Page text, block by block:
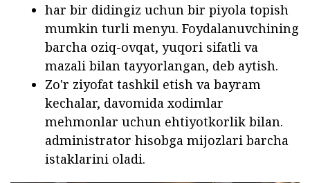
har bir didingiz uchun bir piyola topish
mumkin turli menyu. Foydalanuvchining
barcha oziq-ovqat, yuqori sifatli va
mazali bilan tayyorlangan, deb aytish.
Zo'r ziyofat tashkil etish va bayram
kechalar, davomida xodimlar
mehmonlar uchun ehtiyotkorlik bilan.
administrator hisobga mijozlari barcha
istaklarini oladi.